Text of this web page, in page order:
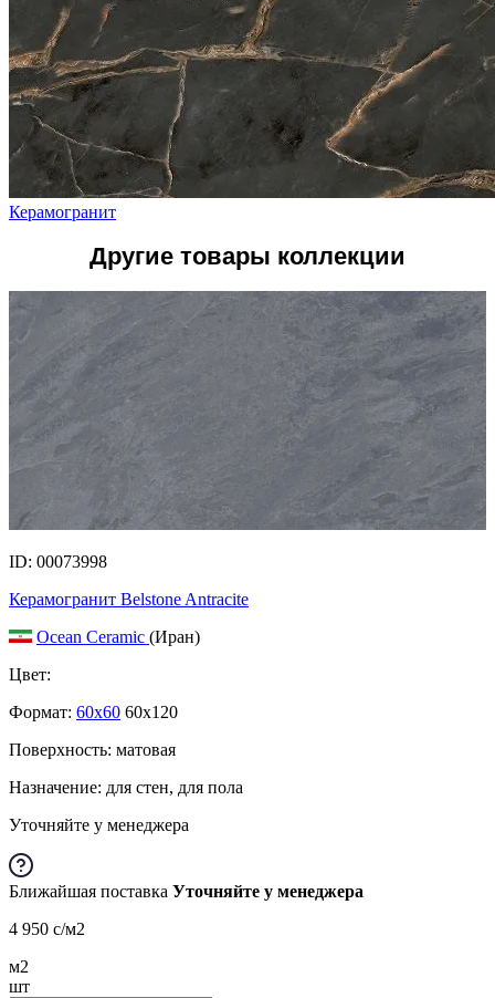
Керамогранит
Другие товары коллекции
ID: 00073998
Керамогранит Belstone Antracite
Ocean Ceramic (Иран)
Цвет:
Формат: 60x60 60x120
Поверхность: матовая
Назначение: для стен, для пола
Уточняйте у менеджера
Ближайшая поставка Уточняйте у менеджера
4 950 c/м2
м2
шт